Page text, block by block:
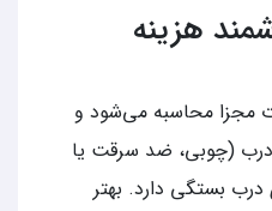
هزینه
مجزا محاسبه می‌شود و
درب (چوبی، ضد سرقت یا
درب بستگی دارد. بهتر